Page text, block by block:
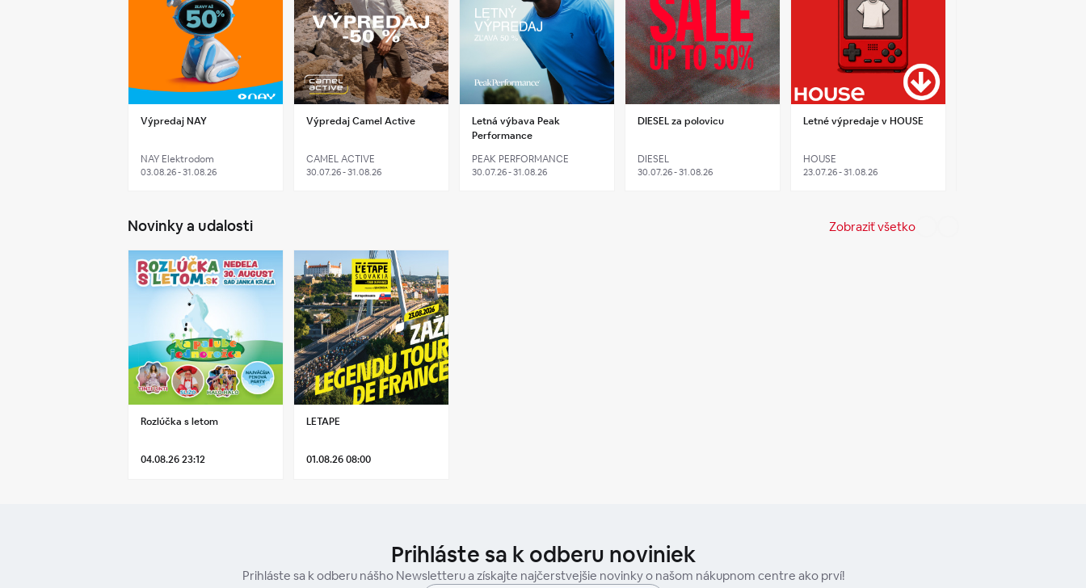
Výpredaj NAY
NAY Elektrodom
03.08.26 - 31.08.26
Výpredaj Camel Active
CAMEL ACTIVE
30.07.26 - 31.08.26
Letná výbava Peak
Performance
PEAK PERFORMANCE
30.07.26 - 31.08.26
DIESEL za polovicu
DIESEL
30.07.26 - 31.08.26
Letné výpredaje v HOUSE
HOUSE
23.07.26 - 31.08.26
Novinky a udalosti Zobraziť všetko
Rozlúčka s letom
04.08.26 23:12
LETAPE
01.08.26 08:00
Prihláste sa k odberu noviniek
Prihláste sa k odberu nášho Newsletteru a získajte najčerstvejšie novinky o našom nákupnom centre ako prví!